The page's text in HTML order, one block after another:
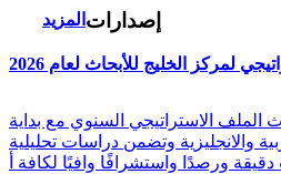
المزيد إصدارات
لمركز الخليج للأبحاث لعام 2026
الملف الاستراتيجي السنوي مع بداية
العربية والانجليزية وتضمن دراسات تحليلية
ورصدًا واستشرافًا وافيًا لكافة أ